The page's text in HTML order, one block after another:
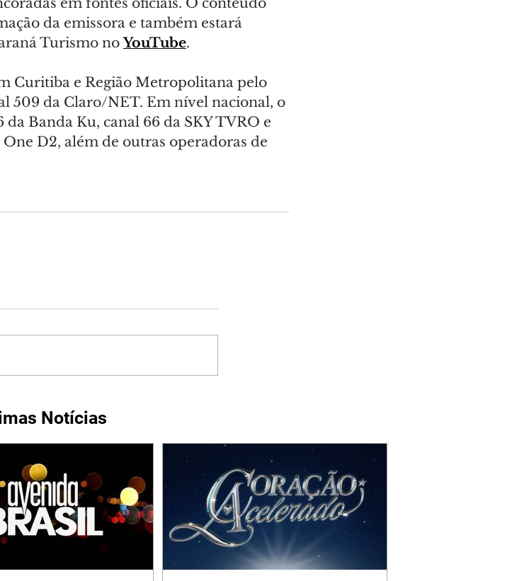
em fontes oficiais. O conteúdo
da emissora e também estará
Turismo no YouTube.
Curitiba e Região Metropolitana pelo
509 da Claro/NET. Em nível nacional, o
Banda Ku, canal 66 da SKY TVRO e
D2, além de outras operadoras de
Notícias